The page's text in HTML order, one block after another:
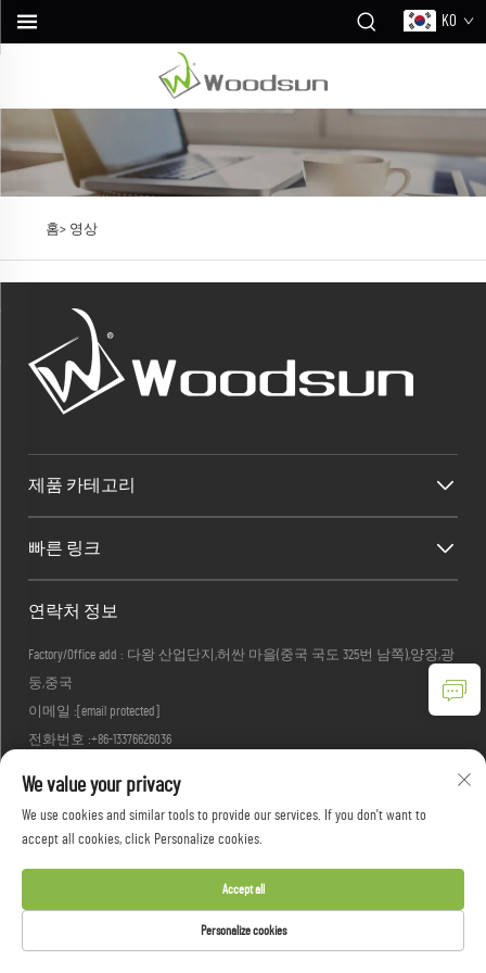
KO
홈> 영상
제품 카테고리
빠른 링크
연락처 정보
Factory/Office add : 다왕 산업단지,허싼 마을(중국 국도 325번 남쪽),양장,광
둥,중국
이메일 : [email protected]
전화번호 :+86-13376626036
We value your privacy
We use cookies and similar tools to provide our services. If you don't want to
accept all cookies, click Personalize cookies.
Personalize cookies
Accept all